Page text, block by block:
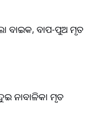
ବାଇକ, ବାପ-ପୁଅ ମୃତ
ନାବାଳିକା ମୃତ